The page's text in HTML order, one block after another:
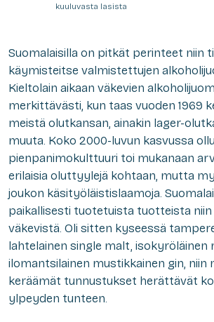
kuuluvasta lasista
Suomalaisilla on pitkät perinteet niin
käymisteitse valmistettujen
Kieltolain aikaan väkevien
merkittävästi, kun taas vuoden 1969
meistä olutkansan, ainakin lager-
muuta. Koko 2000-luvun kasvussa
pienpanimokulttuuri toi mukanaan
erilaisia oluttyylejä kohtaan, mutta
joukon käsityöläistislaamoja.
paikallisesti tuotetuista tuotteista niin
väkevistä. Oli sitten kyseessä
lahtelainen single malt, isokyröläinen
ilomantsilainen mustikkainen gin, niin
keräämät tunnustukset herättävät
ylpeyden tunteen.